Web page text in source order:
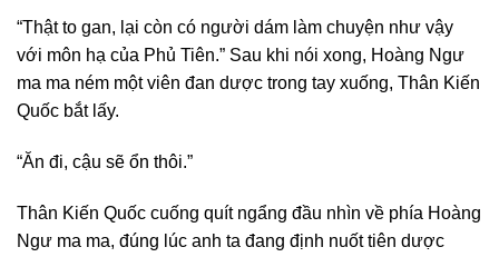
“Thật to gan, lại còn có người dám làm chuyện như vậy
với môn hạ của Phủ Tiên.” Sau khi nói xong, Hoàng Ngư
ma ma ném một viên đan dược trong tay xuống, Thân Kiến
Quốc bắt lấy.
“Ăn đi, cậu sẽ ổn thôi.”
Thân Kiến Quốc cuống quít ngẩng đầu nhìn về phía Hoàng
Ngư ma ma, đúng lúc anh ta đang định nuốt tiên dược